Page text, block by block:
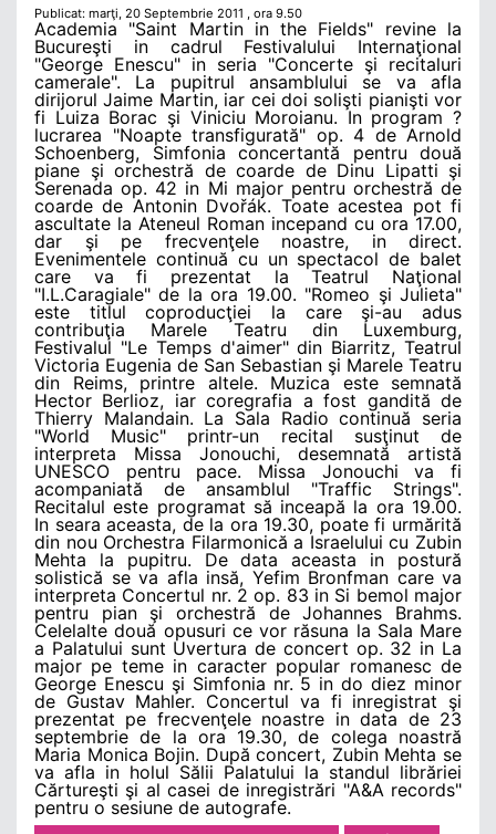
Publicat: marţi, 20 Septembrie 2011 , ora 9.50
Academia "Saint Martin in the Fields" revine la
Bucureşti in cadrul Festivalului Internaţional
"George Enescu" in seria "Concerte şi recitaluri
camerale". La pupitrul ansamblului se va afla
dirijorul Jaime Martin, iar cei doi solişti pianişti vor
fi Luiza Borac şi Viniciu Moroianu. In program ?
lucrarea "Noapte transfigurată" op. 4 de Arnold
Schoenberg, Simfonia concertantă pentru două
piane şi orchestră de coarde de Dinu Lipatti şi
Serenada op. 42 in Mi major pentru orchestră de
coarde de Antonin Dvořák. Toate acestea pot fi
ascultate la Ateneul Roman incepand cu ora 17.00,
dar şi pe frecvenţele noastre, in direct.
Evenimentele continuă cu un spectacol de balet
care va fi prezentat la Teatrul Naţional
"I.L.Caragiale" de la ora 19.00. "Romeo şi Julieta"
este titlul coproducţiei la care şi-au adus
contribuţia Marele Teatru din Luxemburg,
Festivalul "Le Temps d'aimer" din Biarritz, Teatrul
Victoria Eugenia de San Sebastian şi Marele Teatru
din Reims, printre altele. Muzica este semnată
Hector Berlioz, iar coregrafia a fost gandită de
Thierry Malandain. La Sala Radio continuă seria
"World Music" printr-un recital susţinut de
interpreta Missa Jonouchi, desemnată artistă
UNESCO pentru pace. Missa Jonouchi va fi
acompaniată de ansamblul "Traffic Strings".
Recitalul este programat să inceapă la ora 19.00.
In seara aceasta, de la ora 19.30, poate fi urmărită
din nou Orchestra Filarmonică a Israelului cu Zubin
Mehta la pupitru. De data aceasta in postură
solistică se va afla insă, Yefim Bronfman care va
interpreta Concertul nr. 2 op. 83 in Si bemol major
pentru pian şi orchestră de Johannes Brahms.
Celelalte două opusuri ce vor răsuna la Sala Mare
a Palatului sunt Uvertura de concert op. 32 in La
major pe teme in caracter popular romanesc de
George Enescu şi Simfonia nr. 5 in do diez minor
de Gustav Mahler. Concertul va fi inregistrat şi
prezentat pe frecvenţele noastre in data de 23
septembrie de la ora 19.30, de colega noastră
Maria Monica Bojin. După concert, Zubin Mehta se
va afla in holul Sălii Palatului la standul librăriei
Cărtureşti şi al casei de inregistrări "A&A records"
pentru o sesiune de autografe.